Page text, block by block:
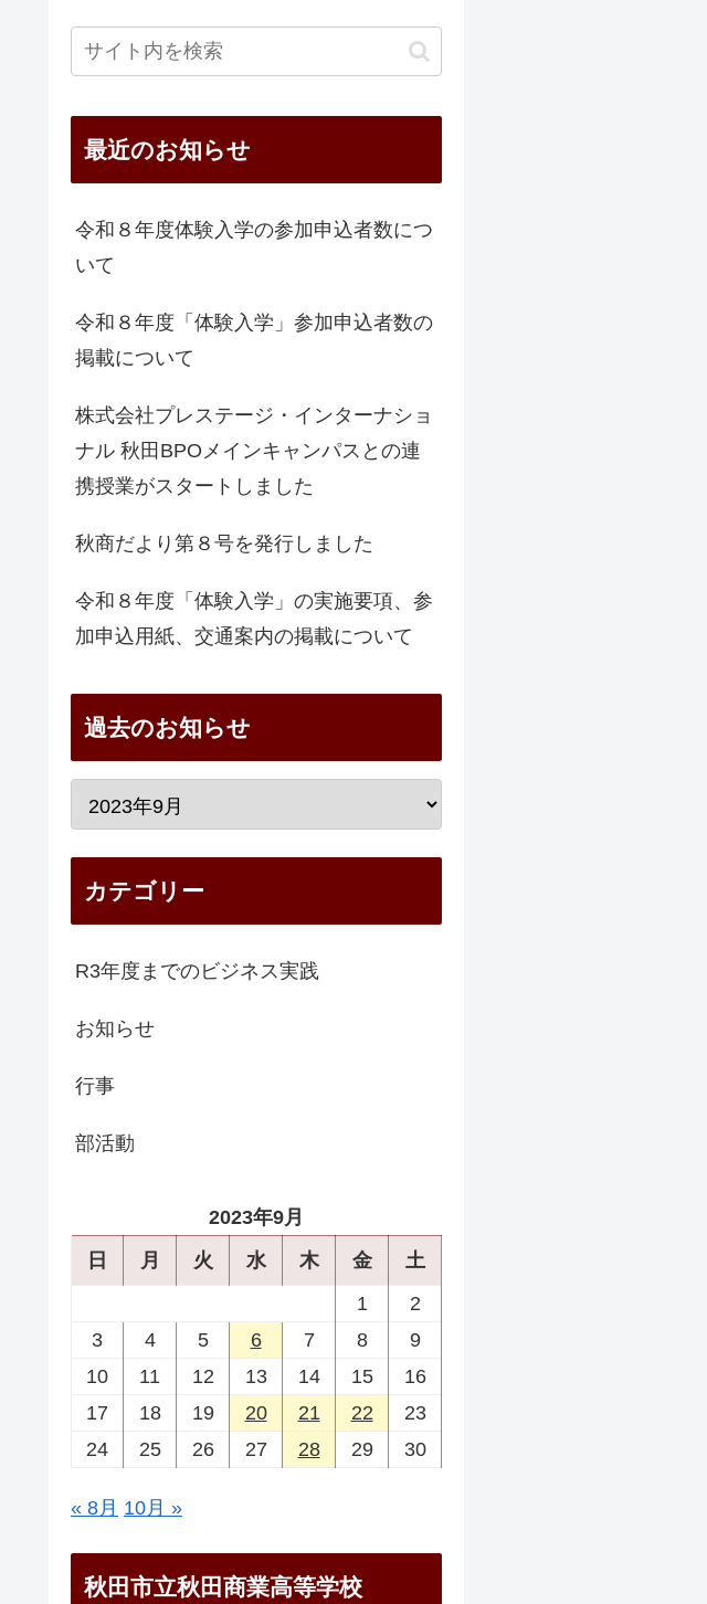
最近のお知らせ
令和８年度体験入学の参加申込者数につ
いて
令和８年度「体験入学」参加申込者数の
掲載について
株式会社プレステージ・インターナショ
ナル 秋田BPOメインキャンパスとの連
携授業がスタートしました
秋商だより第８号を発行しました
令和８年度「体験入学」の実施要項、参
加申込用紙、交通案内の掲載について
過去のお知らせ
カテゴリー
R3年度までのビジネス実践
お知らせ
行事
部活動
2023年9月
日
月 火 水 木 金
土
1
2
3
4 5 6 7 8
9
10
11 12 13 14 15
16
17
18 19 20 21 22
23
24
25 26 27 28 29 30
« 8月 10月 »
秋田市立秋田商業高等学校